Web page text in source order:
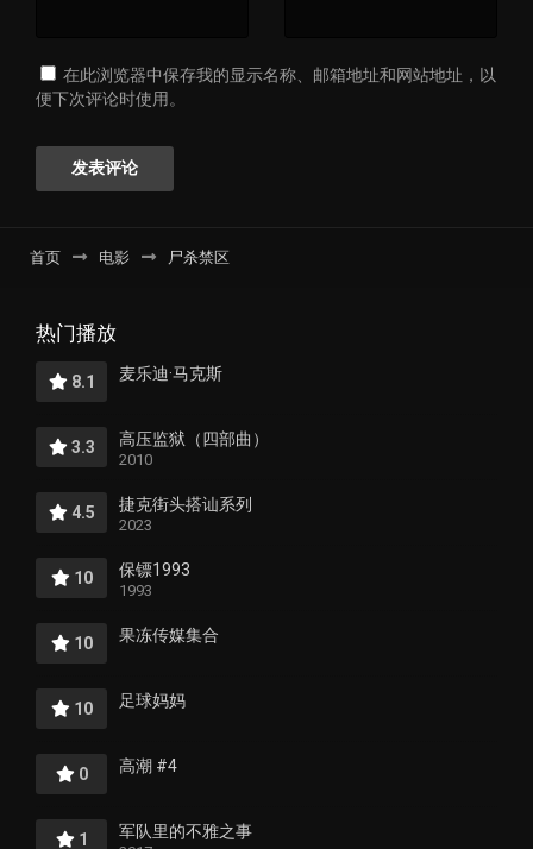
在此浏览器中保存我的显示名称、邮箱地址和网站地址，以
便下次评论时使用。
首页 电影 尸杀禁区
热门播放
8.1 麦乐迪·马克斯
3.3 高压监狱（四部曲）
2010
4.5 捷克街头搭讪系列
2023
10 保镖1993
1993
10 果冻传媒集合
10 足球妈妈
0 高潮 #4
1 军队里的不雅之事